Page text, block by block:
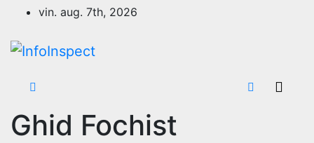
content
vin. aug. 7th, 2026
Ghid Fochist